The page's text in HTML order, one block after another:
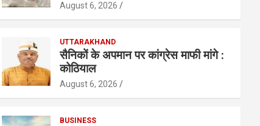
August 6, 2026
UTTARAKHAND
सैनिकों के अपमान पर कांग्रेस माफी मांगे :
कोठियाल
August 6, 2026
BUSINESS